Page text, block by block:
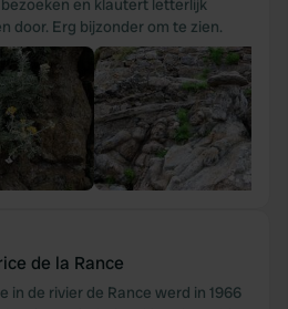
en klautert letterlijk
door. Erg bijzonder om te zien.
de la Rance
in de rivier de Rance werd in 1966